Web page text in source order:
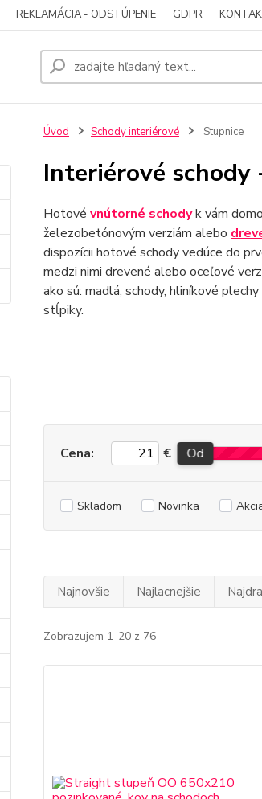
REKLAMÁCIA - ODSTÚPENIE GDPR
Úvod Schody interiérové Stupnice
Interiérové schody
Hotové vnútorné schodyk vám
železobetónovým verziám alebo
dispozícii hotové schody vedúce do
medzi nimi drevené alebo oceľové
ako sú: madlá, schody, hliníkové
stĺpiky.
Cena: € Od
Skladom Novinka
Najnovšie Najlacnejšie
Zobrazujem 1-20 z 76